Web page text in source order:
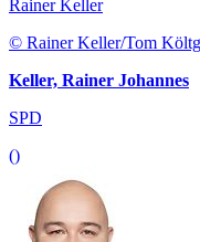
Rainer Keller
© Rainer Keller/Tom
Keller, Rainer Johannes
SPD
()